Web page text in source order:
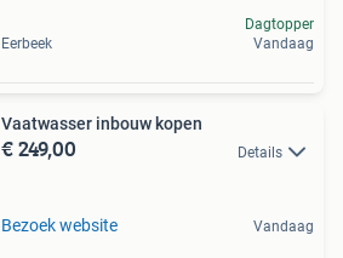
Eerbeek
Dagtopper
Vandaag
Vaatwasser inbouw kopen
€ 249,00 Details
Bezoek website Vandaag